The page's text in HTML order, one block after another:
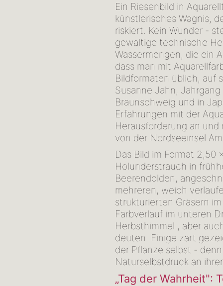
Ein Riesenbild in
künstlerisches Wagnis,
riskiert. Kein Wunder -
gewaltige technische
Wassermengen, die ein
dass man mit
Bildformaten üblich, auf
Susanne Jahn,
Braunschweig und in
Erfahrungen mit der
Herausforderung an
von der Nordseeinsel
Das Bild im Format 2,50
Holunderstrauch in
Beerendolden,
mehreren, weich
strukturierten Gräsern
Farbverlauf im unteren
Herbsthimmel , aber
deuten. Einige zart
der Pflanze selbst -
Naturselbstdruck an
„Tag der Wahrheit":